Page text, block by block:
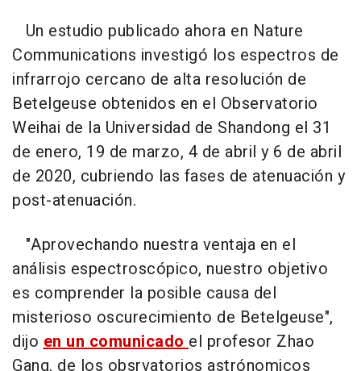
Un estudio publicado ahora en Nature
Communications investigó los espectros de
infrarrojo cercano de alta resolución de
Betelgeuse obtenidos en el Observatorio
Weihai de la Universidad de Shandong el 31
de enero, 19 de marzo, 4 de abril y 6 de abril
de 2020, cubriendo las fases de atenuación y
post-atenuación.
"Aprovechando nuestra ventaja en el
análisis espectroscópico, nuestro objetivo
es comprender la posible causa del
misterioso oscurecimiento de Betelgeuse",
dijoen un comunicadoel profesor Zhao
Gang, de los obsrvatorios astrónomicos